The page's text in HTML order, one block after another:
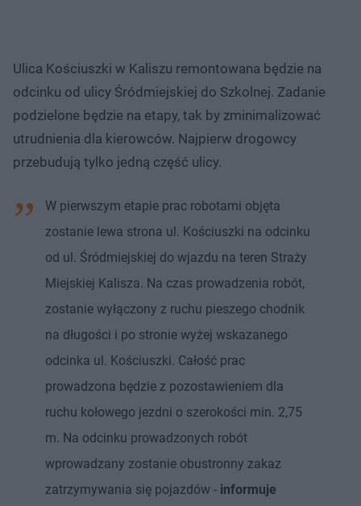
Ulica Kościuszki w Kaliszu remontowana będzie na
odcinku od ulicy Śródmiejskiej do Szkolnej. Zadanie
podzielone będzie na etapy, tak by zminimalizować
utrudnienia dla kierowców. Najpierw drogowcy
przebudują tylko jedną część ulicy.
W pierwszym etapie prac robotami objęta
zostanie lewa strona ul. Kościuszki na odcinku
od ul. Śródmiejskiej do wjazdu na teren Straży
Miejskiej Kalisza. Na czas prowadzenia robót,
zostanie wyłączony z ruchu pieszego chodnik
na długości i po stronie wyżej wskazanego
odcinka ul. Kościuszki. Całość prac
prowadzona będzie z pozostawieniem dla
ruchu kołowego jezdni o szerokości min. 2,75
m. Na odcinku prowadzonych robót
wprowadzany zostanie obustronny zakaz
zatrzymywania się pojazdów - informuje